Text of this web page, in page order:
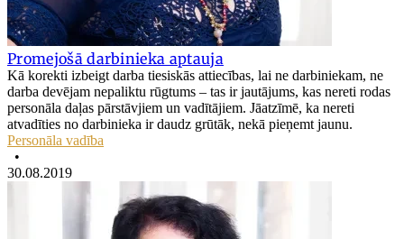
Promejošā darbinieka aptauja
Kā korekti izbeigt darba tiesiskās attiecības, lai ne darbiniekam, ne
darba devējam nepaliktu rūgtums – tas ir jautājums, kas nereti rodas
personāla daļas pārstāvjiem un vadītājiem. Jāatzīmē, ka nereti
atvadīties no darbinieka ir daudz grūtāk, nekā pieņemt jaunu.
Personāla vadība
•
30.08.2019